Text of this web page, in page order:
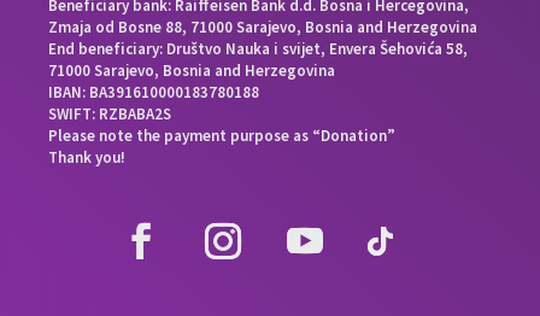
Beneficiary bank: Raiffeisen Bank d.d. Bosna i Hercegovina,
Zmaja od Bosne 88, 71000 Sarajevo, Bosnia and Herzegovina
End beneficiary: Društvo Nauka i svijet, Envera Šehovića 58,
71000 Sarajevo, Bosnia and Herzegovina
IBAN: BA391610000183780188
SWIFT: RZBABA2S
Please note the payment purpose as “Donation”
Thank you!